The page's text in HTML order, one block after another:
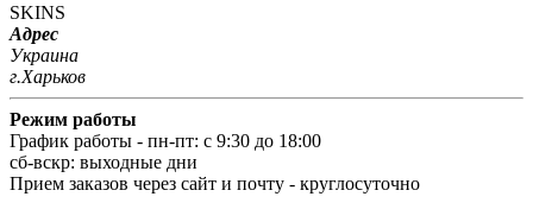
SKINS
Адрес
Украина
г.Харьков
Режим работы
График работы - пн-пт: с 9:30 до 18:00
cб-вскр: выходные дни
Прием заказов через сайт и почту - круглосуточно